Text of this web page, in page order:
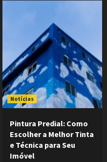
Notícias
Pintura Predial: Como
Escolher a Melhor Tinta
e Técnica para Seu
Imóvel